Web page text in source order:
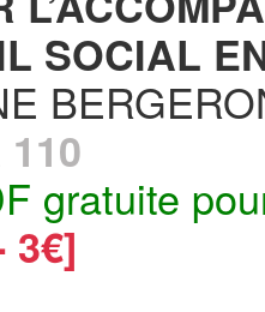
SOCIAL
gratuite
3€]